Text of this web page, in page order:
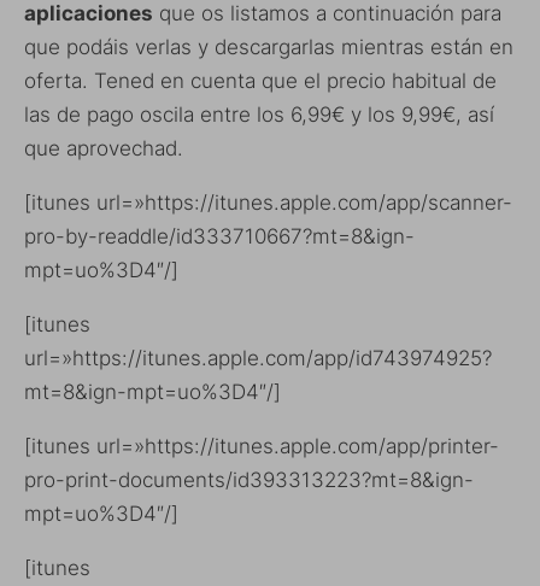
aplicaciones que os listamos a continuación para
que podáis verlas y descargarlas mientras están en
oferta. Tened en cuenta que el precio habitual de
las de pago oscila entre los 6,99€ y los 9,99€, así
que aprovechad.
[itunes url=»https://itunes.apple.com/app/scanner-
pro-by-readdle/id333710667?mt=8&ign-
mpt=uo%3D4″/]
[itunes
url=»https://itunes.apple.com/app/id743974925?
mt=8&ign-mpt=uo%3D4″/]
[itunes url=»https://itunes.apple.com/app/printer-
pro-print-documents/id393313223?mt=8&ign-
mpt=uo%3D4″/]
[itunes